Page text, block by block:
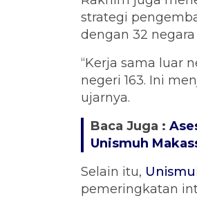
strategi
dengan 32
“Kerja sama luar
negeri 163. Ini
ujarnya.
Baca Juga :
Unismuh
Selain itu,
pemeringkatan